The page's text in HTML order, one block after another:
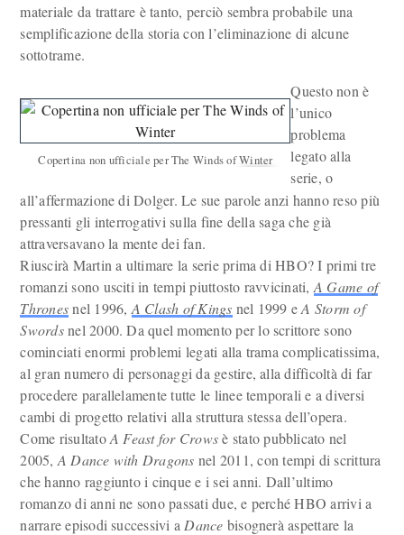
materiale da trattare è tanto, perciò sembra probabile una
semplificazione della storia con l’eliminazione di alcune
sottotrame.
Copertina non ufficiale per The Winds of Winter
Questo non è
l’unico
problema
legato alla
serie, o
all’affermazione di Dolger. Le sue parole anzi hanno reso più
pressanti gli interrogativi sulla fine della saga che già
attraversavano la mente dei fan.
Riuscirà Martin a ultimare la serie prima di HBO? I primi tre
romanzi sono usciti in tempi piuttosto ravvicinati, A Game of
Thronesnel 1996, A Clash of Kings nel 1999 eA Storm of
Swordsnel 2000. Da quel momento per lo scrittore sono
cominciati enormi problemi legati alla trama complicatissima,
al gran numero di personaggi da gestire, alla difficoltà di far
procedere parallelamente tutte le linee temporali e a diversi
cambi di progetto relativi alla struttura stessa dell’opera.
Come risultatoA Feast for Crowsè stato pubblicato nel
2005, A Dance with Dragons nel 2011, con tempi di scrittura
che hanno raggiunto i cinque e i sei anni. Dall’ultimo
romanzo di anni ne sono passati due, e perché HBO arrivi a
narrare episodi successivi a Dance bisognerà aspettare la